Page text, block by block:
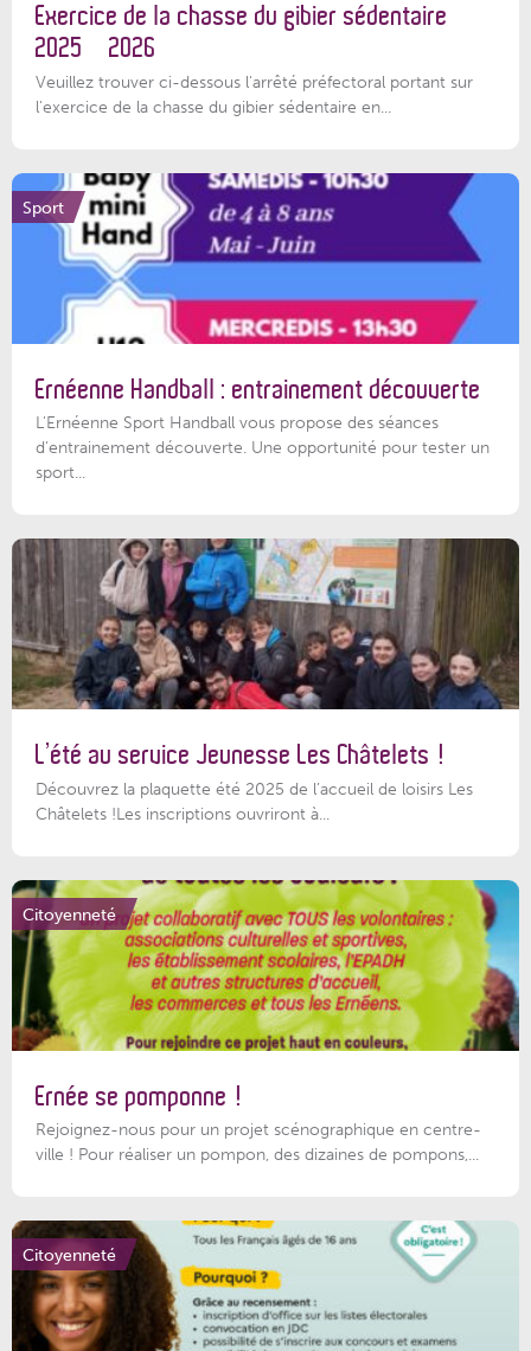
Exercice de la chasse du gibier sédentaire
2025 – 2026
Veuillez trouver ci-dessous l'arrêté préfectoral portant sur
l'exercice de la chasse du gibier sédentaire en...
Sport
Ernéenne Handball : entrainement découverte
L'Ernéenne Sport Handball vous propose des séances
d'entrainement découverte. Une opportunité pour tester un
sport...
L’été au service Jeunesse Les Châtelets !
Découvrez la plaquette été 2025 de l’accueil de loisirs Les
Châtelets !Les inscriptions ouvriront à...
Citoyenneté
Ernée se pomponne !
Rejoignez-nous pour un projet scénographique en centre-
ville ! Pour réaliser un pompon, des dizaines de pompons,...
Citoyenneté